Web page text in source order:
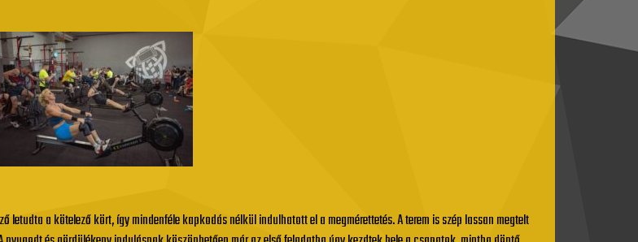
letudta a kötelező kört, így mindenféle kapkodás nélkül indulhatott el a megmérettetés. A terem is szép lassan megtelt